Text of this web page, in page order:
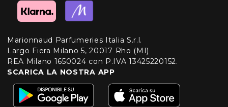
Marionnaud Parfumeries Italia S.r.l.
Largo Fiera Milano 5, 20017 Rho (MI)
REA Milano 1650024 con P.IVA 13425220152.
SCARICA LA NOSTRA APP